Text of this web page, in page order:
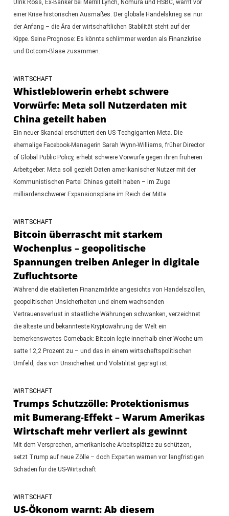
Ulrik Ross, Ex-Banker bei Merrill Lynch, Nomura und HSBC, warnt vor
einer Krise historischen Ausmaßes. Der globale Handelskrieg sei nur
der Anfang – die Ära der wirtschaftlichen Stabilität steht auf der
Kippe. Seine Prognose: Es könnte schlimmer werden als Finanzkrise
und Dotcom-Blase zusammen.
WIRTSCHAFT
Whistleblowerin erhebt schwere
Vorwürfe: Meta soll Nutzerdaten mit
China geteilt haben
Ein neuer Skandal erschüttert den US-Techgiganten Meta. Die
ehemalige Facebook-Managerin Sarah Wynn-Williams, früher Director
of Global Public Policy, erhebt schwere Vorwürfe gegen ihren früheren
Arbeitgeber: Meta soll gezielt Daten amerikanischer Nutzer mit der
Kommunistischen Partei Chinas geteilt haben – im Zuge
milliardenschwerer Expansionspläne im Reich der Mitte.
WIRTSCHAFT
Bitcoin überrascht mit starkem
Wochenplus – geopolitische
Spannungen treiben Anleger in digitale
Zufluchtsorte
Während die etablierten Finanzmärkte angesichts von Handelszöllen,
geopolitischen Unsicherheiten und einem wachsenden
Vertrauensverlust in staatliche Währungen schwanken, verzeichnet
die älteste und bekannteste Kryptowährung der Welt ein
bemerkenswertes Comeback: Bitcoin legte innerhalb einer Woche um
satte 12,2 Prozent zu – und das in einem wirtschaftspolitischen
Umfeld, das von Unsicherheit und Volatilität geprägt ist.
WIRTSCHAFT
Trumps Schutzzölle: Protektionismus
mit Bumerang-Effekt – Warum Amerikas
Wirtschaft mehr verliert als gewinnt
Mit dem Versprechen, amerikanische Arbeitsplätze zu schützen,
setzt Trump auf neue Zölle – doch Experten warnen vor langfristigen
Schäden für die US-Wirtschaft
WIRTSCHAFT
US-Ökonom warnt: Ab diesem